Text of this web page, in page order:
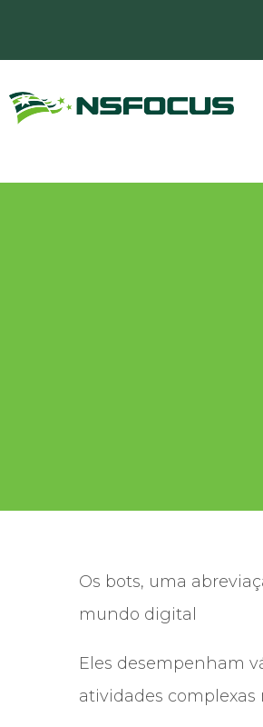
Os bots, uma
mundo digital
Eles desempenham
atividades complexas